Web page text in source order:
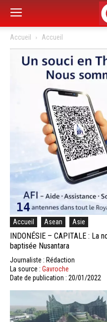
Accueil Accueil
Accueil Asean Asie
INDONÉSIE – CAPITALE : La
baptisée Nusantara
Journaliste : Rédaction
La source : Gavroche
Date de publication : 20/01/2022